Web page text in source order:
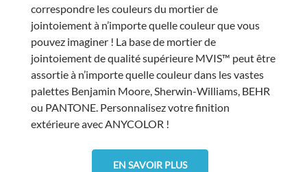
correspondre les couleurs du mortier de
jointoiement à n’importe quelle couleur que vous
pouvez imaginer ! La base de mortier de
jointoiement de qualité supérieure MVIS™ peut être
assortie à n’importe quelle couleur dans les vastes
palettes Benjamin Moore, Sherwin-Williams, BEHR
ou PANTONE. Personnalisez votre finition
extérieure avec ANYCOLOR !
EN SAVOIR PLUS